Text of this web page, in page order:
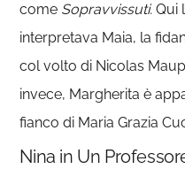
come Sopravvissuti.Qui
interpretava Maia, la
col volto di Nicolas
invece, Margherita è
fianco di Maria Grazia
Nina in Un